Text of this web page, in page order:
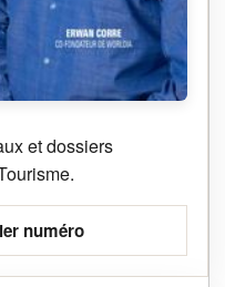
et dossiers
numéro